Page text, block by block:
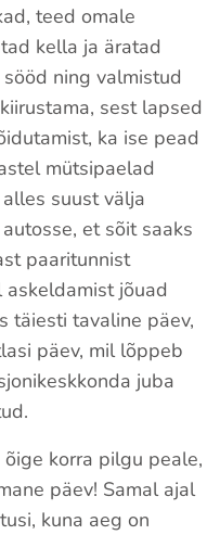
teed omale
kella ja äratad
ning valmistud
sest lapsed
ka ise pead
mütsipaelad
suust välja
et sõit saaks
paaritunnist
jõuad
täiesti tavaline päev,
päev, mil lõppeb
juba
korra pilgu peale,
päev! Samal ajal
kuna aeg on